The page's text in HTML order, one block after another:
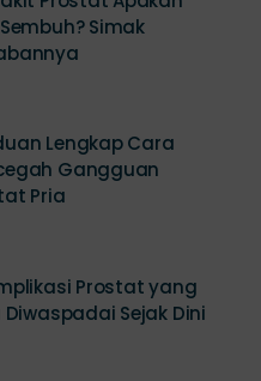
Simak
Lengkap Cara
Gangguan
Pria
Prostat yang
Diwaspadai Sejak Dini